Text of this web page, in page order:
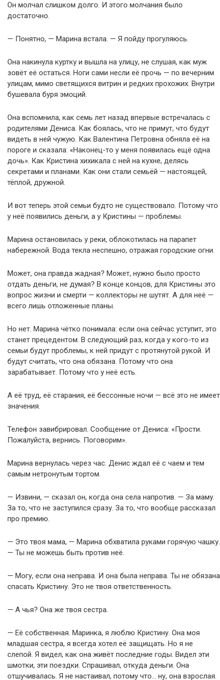
Он молчал слишком долго. И этого молчания было
достаточно.
— Понятно, — Марина встала. — Я пойду прогуляюсь.
Она накинула куртку и вышла на улицу, не слушая, как муж
зовёт её остаться. Ноги сами несли её прочь — по вечерним
улицам, мимо светящихся витрин и редких прохожих. Внутри
бушевала буря эмоций.
Она вспомнила, как семь лет назад впервые встречалась с
родителями Дениса. Как боялась, что не примут, что будут
видеть в ней чужую. Как Валентина Петровна обняла её на
пороге и сказала: «Наконец-то у меня появилась ещё одна
дочь». Как Кристина хихикала с ней на кухне, делясь
секретами и планами. Как они стали семьёй — настоящей,
тёплой, дружной.
И вот теперь этой семьи будто не существовало. Потому что
у неё появились деньги, а у Кристины — проблемы.
Марина остановилась у реки, облокотилась на парапет
набережной. Вода текла неспешно, отражая городские огни.
Может, она правда жадная? Может, нужно было просто
отдать деньги, не думая? В конце концов, для Кристины это
вопрос жизни и смерти — коллекторы не шутят. А для неё —
всего лишь отложенные планы.
Но нет. Марина чётко понимала: если она сейчас уступит, это
станет прецедентом. В следующий раз, когда у кого-то из
семьи будут проблемы, к ней придут с протянутой рукой. И
будут считать, что она обязана. Потому что она
зарабатывает. Потому что у неё есть.
А её труд, её старания, её бессонные ночи — всё это не имеет
значения.
Телефон завибрировал. Сообщение от Дениса: «Прости.
Пожалуйста, вернись. Поговорим».
Марина вернулась через час. Денис ждал её с чаем и тем
самым нетронутым тортом.
— Извини, — сказал он, когда она села напротив. — За маму.
За то, что не заступился сразу. За то, что вообще рассказал
про премию.
— Это твоя мама, — Марина обхватила руками горячую чашку.
— Ты не можешь быть против неё.
— Могу, если она неправа. И она была неправа. Ты не обязана
спасать Кристину. Это не твоя ответственность.
— А чья? Она же твоя сестра.
— Её собственная. Маринка, я люблю Кристину. Она моя
младшая сестра, я всегда хотел её защищать. Но я не
слепой. Я видел, как она живёт последние годы. Видел эти
шмотки, эти поездки. Спрашивал, откуда деньги. Она
отшучивалась. Я не настаивал, потому что… ну, она взрослая.